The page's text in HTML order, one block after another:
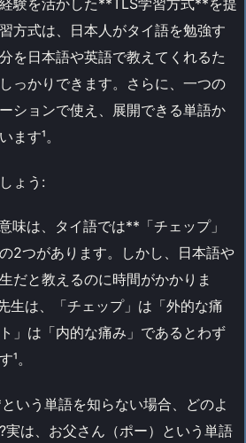
方式は、日本人がタイ語を勉強す
を日本語や英語で教えてくれるた
っかりできます。さらに、一つの
ションで使え、展開できる単語か
ます¹。
ょう:
味は、タイ語では**「チェップ」
2つがあります。しかし、日本語や
だと教えるのに時間がかかりま
生は、「チェップ」は「外的な痛
」は「内的な痛み」であるとわず
。
いう単語を知らない場合、どのよ
実は、お父さん（ポー）という単語